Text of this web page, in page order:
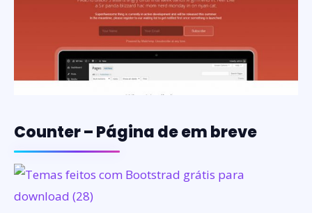
Counter – Página de em breve